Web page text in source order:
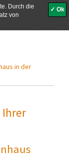
Durch die
von
✓ Ok
in der
Ihrer